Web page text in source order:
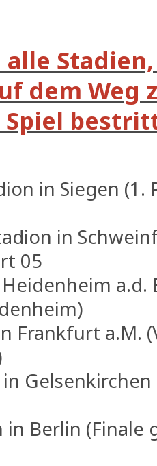
alle
dem Weg
Spiel
in Siegen (1.
in
05
a.d.
Frankfurt a.M.
Berlin (Finale